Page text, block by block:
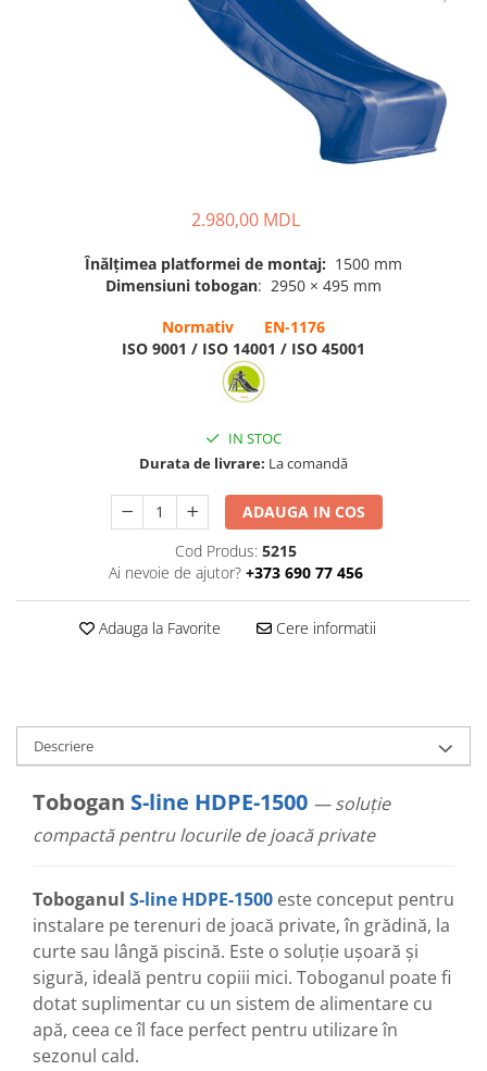
Pavilioane pentru grădinițe
2.980,00 MDL
Înălțimea platformei de montaj: 1500 mm
Dimensiuni tobogan: 2950 × 495 mm
Normativ EN-1176
ISO 9001 / ISO 14001 / ISO 45001
IN STOC
Durata de livrare: La comandă
ADAUGA IN COS
Cod Produs: 5215
Ai nevoie de ajutor? +373 690 77 456
Adauga la Favorite Cere informatii
Descriere
Tobogan S-line HDPE-1500 — soluție
compactă pentru locurile de joacă private
Toboganul S-line HDPE-1500 este conceput pentru
instalare pe terenuri de joacă private, în grădină, la
curte sau lângă piscină. Este o soluție ușoară și
sigură, ideală pentru copiii mici. Toboganul poate fi
dotat suplimentar cu un sistem de alimentare cu
apă, ceea ce îl face perfect pentru utilizare în
sezonul cald.